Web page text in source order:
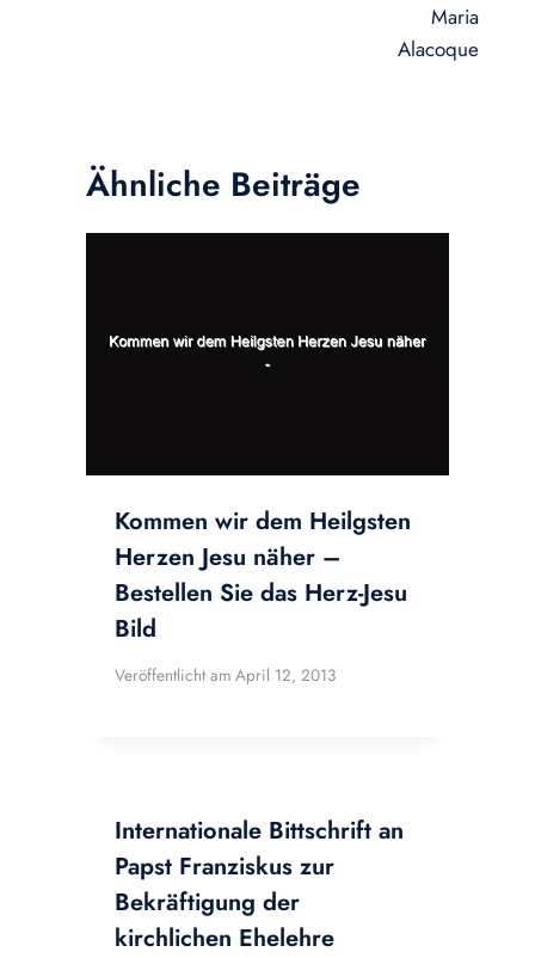
Maria
Alacoque
Ähnliche Beiträge
Kommen wir dem Heilgsten
Herzen Jesu näher –
Bestellen Sie das Herz-Jesu
Bild
Veröffentlicht am April 12, 2013
Internationale Bittschrift an
Papst Franziskus zur
Bekräftigung der
kirchlichen Ehelehre